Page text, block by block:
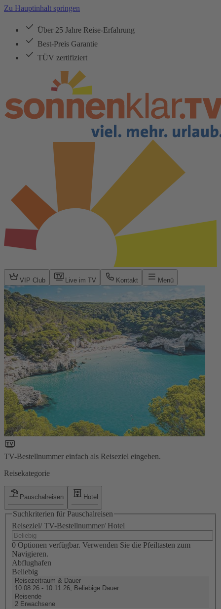
Zu Hauptinhalt springen
Über 25 Jahre Reise-Erfahrung
Best-Preis Garantie
TÜV zertifiziert
VIP Club Live im TV Kontakt Menü
TV-Bestellnummer einfach als Reiseziel eingeben.
Reisekategorie
Pauschalreisen Hotel
Suchkriterien für Pauschalreisen
Reiseziel/ TV-Bestellnummer/ Hotel
0 Optionen verfügbar. Verwenden Sie die Pfeiltasten zum
Navigieren.
Abflughafen
Beliebig
Reisezeitraum & Dauer
10.08.26 - 10.11.26, Beliebige Dauer
Reisende
2 Erwachsene